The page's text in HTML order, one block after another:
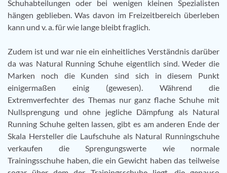
Schuhabteilungen oder bei wenigen kleinen Spezialisten
hängen geblieben. Was davon im Freizeitbereich überleben
kann und v. a. für wie lange bleibt fraglich.
Zudem ist und war nie ein einheitliches Verständnis darüber
da was Natural Running Schuhe eigentlich sind. Weder die
Marken noch die Kunden sind sich in diesem Punkt
einigermaßen einig (gewesen). Während die
Extremverfechter des Themas nur ganz flache Schuhe mit
Nullsprengung und ohne jegliche Dämpfung als Natural
Running Schuhe gelten lassen, gibt es am anderen Ende der
Skala Hersteller die Laufschuhe als Natural Runningschuhe
verkaufen die Sprengungswerte wie normale
Trainingsschuhe haben, die ein Gewicht haben das teilweise